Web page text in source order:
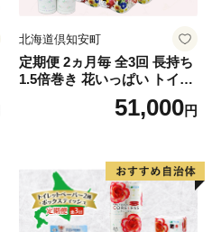
北海道倶知安町
定期便 2ヵ月毎 全3回 長持ち
1.5倍巻き 花いっぱい トイレ
ットペーパー ダブル 45ｍ 計
72ロール 全18種 花柄 プリン
ー 消耗品 備蓄 送料無料 北海
道 倶知安町 日用品
51,000円